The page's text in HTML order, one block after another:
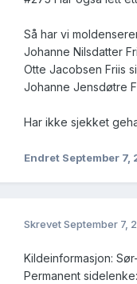
Så har vi
Johanne Nilsdatter
Otte Jacobsen Friis
Johanne Jensdøtre
Har ikke sjekket
Endret September 7,
SkrevetSeptember 7,
Kildeinformasjon:
Permanent sidelenke: